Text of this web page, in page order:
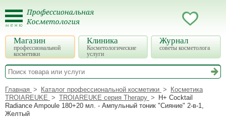
Магазин
профессиональной
косметики
Клиника
Косметологические
услуги
Журнал
советы косметолога
Главная Каталог профессиональной косметики
Косметика
TROIAREUKE
TROIAREUKE серия Therapy
H+ Cocktail
Radiance Ampoule 180+20 мл. - Ампульный тоник "Сияние" 2-в-1,
Желтый